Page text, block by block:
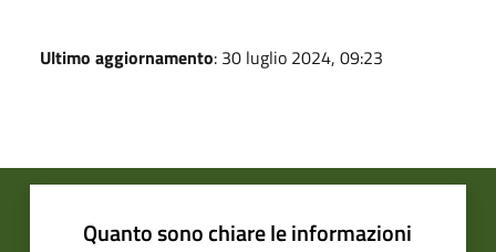
Ultimo aggiornamento: 30 luglio 2024, 09:23
Quanto sono chiare le informazioni